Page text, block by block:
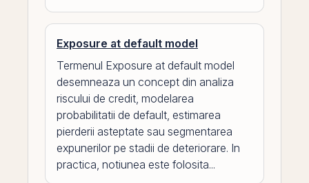
Exposure at default model
Termenul Exposure at default model
desemneaza un concept din analiza
riscului de credit, modelarea
probabilitatii de default, estimarea
pierderii asteptate sau segmentarea
expunerilor pe stadii de deteriorare. In
practica, notiunea este folosita...